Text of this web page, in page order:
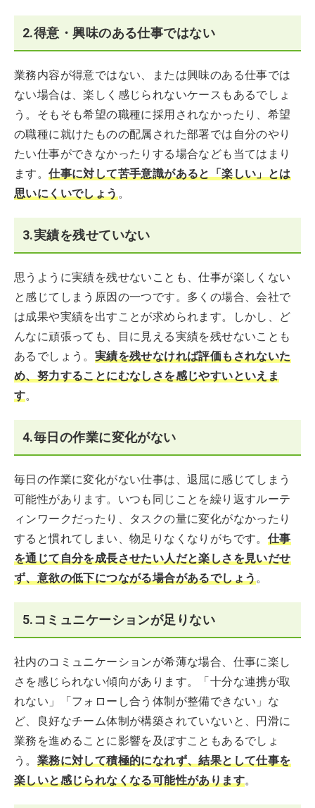
2.得意・興味のある仕事ではない
業務内容が得意ではない、または興味のある仕事では
ない場合は、楽しく感じられないケースもあるでしょ
う。そもそも希望の職種に採用されなかったり、希望
の職種に就けたものの配属された部署では自分のやり
たい仕事ができなかったりする場合なども当てはまり
ます。仕事に対して苦手意識があると「楽しい」とは
思いにくいでしょう。
3.実績を残せていない
思うように実績を残せないことも、仕事が楽しくない
と感じてしまう原因の一つです。多くの場合、会社で
は成果や実績を出すことが求められます。しかし、ど
んなに頑張っても、目に見える実績を残せないことも
あるでしょう。 実績を残せなければ評価もされないた
め、努力することにむなしさを感じやすいといえま
す。
4.毎日の作業に変化がない
毎日の作業に変化がない仕事は、退屈に感じてしまう
可能性があります。いつも同じことを繰り返すルーテ
ィンワークだったり、タスクの量に変化がなかったり
すると慣れてしまい、物足りなくなりがちです。 仕事
を通じて自分を成長させたい人だと楽しさを見いだせ
ず、意欲の低下につながる場合があるでしょう。
5.コミュニケーションが足りない
社内のコミュニケーションが希薄な場合、仕事に楽し
さを感じられない傾向があります。「十分な連携が取
れない」「フォローし合う体制が整備できない」な
ど、良好なチーム体制が構築されていないと、円滑に
業務を進めることに影響を及ぼすこともあるでしょ
う。 業務に対して積極的になれず、結果として仕事を
楽しいと感じられなくなる可能性があります。